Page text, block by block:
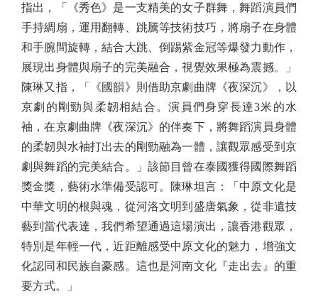
指出，「《秀色》是一支精美的女子群舞，舞蹈演員們
手持綢扇，運用翻轉、跳騰等技術技巧，將扇子在身體
和手腕間旋轉，結合大跳、倒踢紫金冠等爆發力動作，
展現出身體與扇子的完美融合，視覺效果極為震撼。」
陳琳又指，「《國韻》則借助京劇曲牌《夜深沉》，以
京劇的剛勁與柔韌相結合。演員們身穿長達3米的水
袖，在京劇曲牌《夜深沉》的伴奏下，將舞蹈演員身體
的柔韌與水袖打出去的剛勁融為一體，讓觀眾感受到京
劇與舞蹈的完美結合。」該節目曾在泰國獲得國際舞蹈
獎金獎，藝術水準備受認可。陳琳坦言：「中原文化是
中華文明的根與魂，從河洛文明到盛唐氣象，從非遺技
藝到當代表達，我們希望通過這場演出，讓香港觀眾，
特別是年輕一代，近距離感受中原文化的魅力，增強文
化認同和民族自豪感。這也是河南文化『走出去』的重
要方式。」